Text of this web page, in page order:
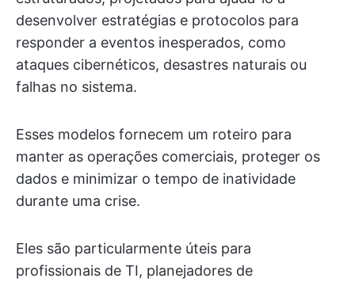
desenvolver estratégias e protocolos para
responder a eventos inesperados, como
ataques cibernéticos, desastres naturais ou
falhas no sistema.
Esses modelos fornecem um roteiro para
manter as operações comerciais, proteger os
dados e minimizar o tempo de inatividade
durante uma crise.
Eles são particularmente úteis para
profissionais de TI, planejadores de